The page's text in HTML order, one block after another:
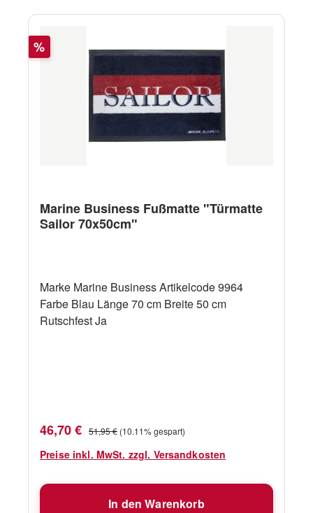
Rabatt
%
Marine Business Fußmatte "Türmatte
Sailor 70x50cm"
Marke Marine Business Artikelcode 9964
Farbe Blau Länge 70 cm Breite 50 cm
Rutschfest Ja
Verkaufspreis:
46,70 € Regulärer Preis:
51,95 € (10.11% gespart)
Preise inkl. MwSt. zzgl. Versandkosten
In den Warenkorb